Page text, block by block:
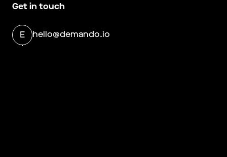
Get in touch
E hello@demando.io